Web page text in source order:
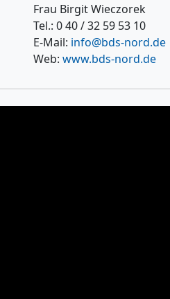
Frau Birgit Wieczorek
Tel.: 0 40 / 32 59 53 10
E-Mail: info@bds-nord.de
Web: www.bds-nord.de